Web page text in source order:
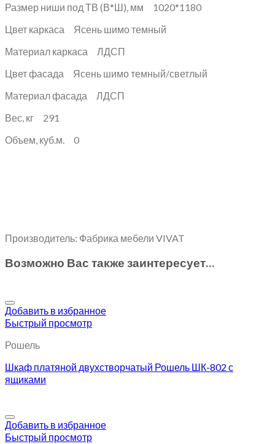
Размер ниши под ТВ (В*Ш), мм 1020*1180
Цвет каркаса Ясень шимо темный
Материал каркаса ЛДСП
Цвет фасада Ясень шимо темный/светлый
Материал фасада ЛДСП
Вес, кг 291
Объем, куб.м. 0
Производитель: Фабрика мебели VIVAT
Возможно Вас также заинтересует…
Добавить в избранное
Быстрый просмотр
Рошель
Шкаф платяной двухстворчатый Рошель ШК-802 с
ящиками
Добавить в избранное
Быстрый просмотр